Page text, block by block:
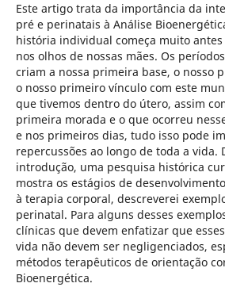
Este artigo trata da importância da
pré e perinatais à Análise
história individual começa muito
nos olhos de nossas mães. Os
criam a nossa primeira base, o nosso
o nosso primeiro vínculo com este
que tivemos dentro do útero, assim
primeira morada e o que ocorreu
e nos primeiros dias, tudo isso pode
repercussões ao longo de toda a vida.
introdução, uma pesquisa histórica
mostra os estágios de
à terapia corporal, descreverei
perinatal. Para alguns desses
clínicas que devem enfatizar que
vida não devem ser negligenciados,
métodos terapêuticos de orientação
Bioenergética.